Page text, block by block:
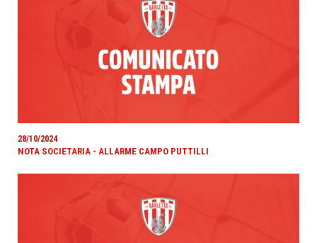
28/10/2024
NOTA SOCIETARIA - ALLARME CAMPO PUTTILLI